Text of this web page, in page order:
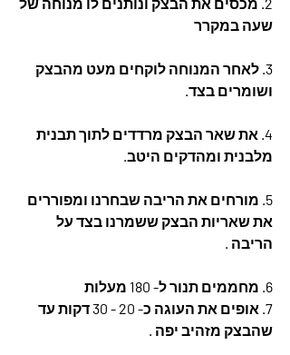
שעה במקרר
3. לאחר המנוחה לוקחים מעט מהבצק
ושומרים בצד.
4. את שאר הבצק מרדדים לתוך תבנית
מלבנית ומהדקים היטב.
5. מורחים את הריבה שבחרנו ומפוררים
את שאריות הבצק ששמרנו בצד על
הריבה .
6. מחממים תנור ל- 180 מעלות
7. אופים את העוגה כ- 20 - 30 דקות עד
שהבצק מזהיב יפה .